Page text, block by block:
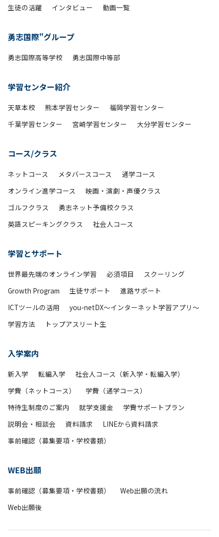
生徒の活躍
インタビュー 動画一覧
勇志国際"グループ
勇志国際高等学校 勇志国際中等部
学習センター紹介
天草本校 熊本学習センター
福岡学習センター
千葉学習センター
宮崎学習センター 大分学習センター
コース/クラス
ネットコース メタバースコース
通学コース
オンライン進学コース
映画・演劇・声優クラス
ゴルフクラス
勇志ネット予備校クラス
英語スピーキングクラス
社会人コース
学習とサポート
世界最先端のオンライン学習 必須項目
スクーリング
Growth Program
生徒サポート
進路サポート
ICTツールの活用
you-netDX～インターネット学習アプリ～
学習方法
トップアスリート生
入学案内
新入学 転編入学
社会人コース（新入学・転編入学）
学費（ネットコース）
学費（通学コース）
特待生制度のご案内
就学支援金
学費サポートプラン
説明会・相談会
資料請求
LINEから資料請求
事前確認（募集要項・学校書類）
WEB出願
事前確認（募集要項・学校書類）
Web出願の流れ
Web出願後